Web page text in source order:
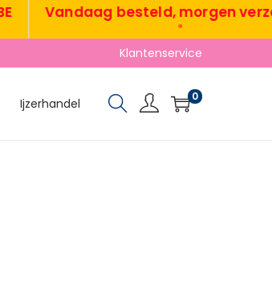
Vandaag besteld, morgen
Klantenservice
Ijzerhandel 0